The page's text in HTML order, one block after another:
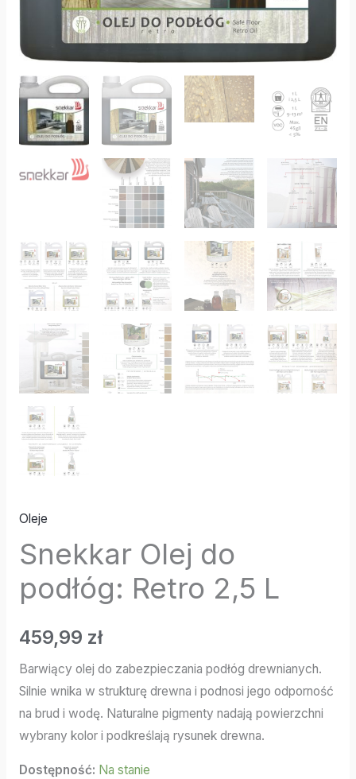
Oleje
Snekkar Olej do
podłóg: Retro 2,5 L
459,99 zł
Barwiący olej do zabezpieczania podłóg drewnianych.
Silnie wnika w strukturę drewna i podnosi jego odporność
na brud i wodę. Naturalne pigmenty nadają powierzchni
wybrany kolor i podkreślają rysunek drewna.
Dostępność: Na stanie